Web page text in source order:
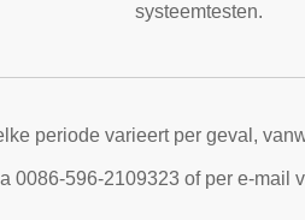
systeemtesten.
periode varieert per geval,
0086-596-2109323 of per e-mail